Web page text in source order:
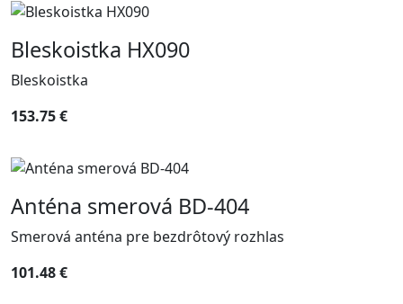
Bleskoistka HX090
Bleskoistka
153.75 €
Anténa smerová BD-404
Smerová anténa pre bezdrôtový rozhlas
101.48 €